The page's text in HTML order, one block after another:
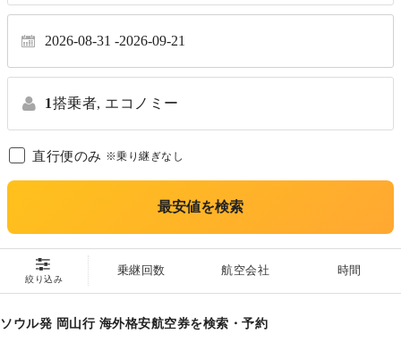
2026-08-31 2026-09-21
1搭乗者, エコノミー
直行便のみ ※乗り継ぎなし
最安値を検索
絞り込み
乗継回数 航空会社 時間
ソウル発 岡山行 海外格安航空券を検索・予約